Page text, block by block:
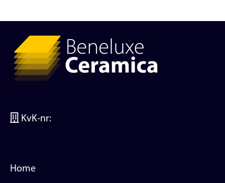
KvK-nr:
Home